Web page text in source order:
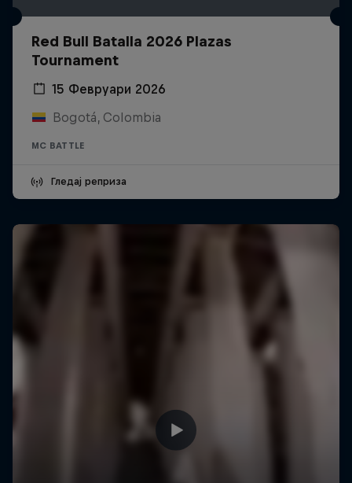
Red Bull Batalla 2026 Plazas
Tournament
15 Февруари 2026
Bogotá, Colombia
MC BATTLE
Гледај реприза